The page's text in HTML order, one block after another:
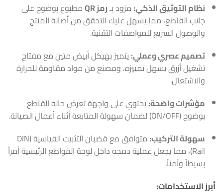
نظام التوثيق الذكي: مزود بـرمز QR
مطبوع بوضوح على
جانب القاطع، مما يسهل عليك التحقق من أصالة المنتج
والوصول السريع للمواصفات التقنية.
تصميم عصري وعملي:يتميز بهيكل أبيض متين مع مفتاح
تشغيل أزرق يسهل تمييزه، ومصنع من مواد مقاومة للحرارة
والاشتعال.
مؤشرات واضحة:يحتوي على واجهة تعرض حالة القاطع
بوضوح (ON/OFF) لضمان سهولة المتابعة أثناء أعمال الصيانة.
سهولة التركيب:
متوافق مع قضبان التثبيت القياسية (DIN
Rail)، مما يجعل عملية دمجه داخل لوحة القواطع الرئيسية أمراً
بسيطاً وآمناً.
أبرز الاستخدامات: